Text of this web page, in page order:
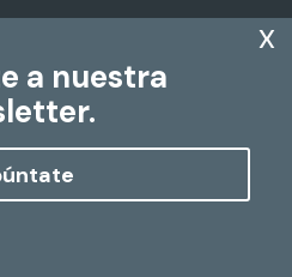
a nuestra
x